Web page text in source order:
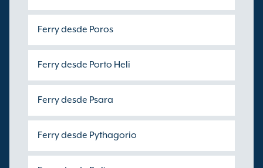
Ferry desde Poros
Ferry desde Porto Heli
Ferry desde Psara
Ferry desde Pythagorio